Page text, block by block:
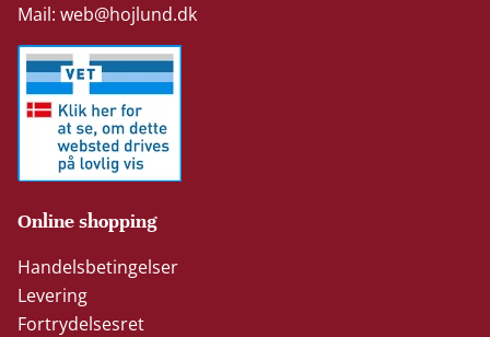
Mail:web@hojlund.dk
Online shopping
Handelsbetingelser
Levering
Fortrydelsesret